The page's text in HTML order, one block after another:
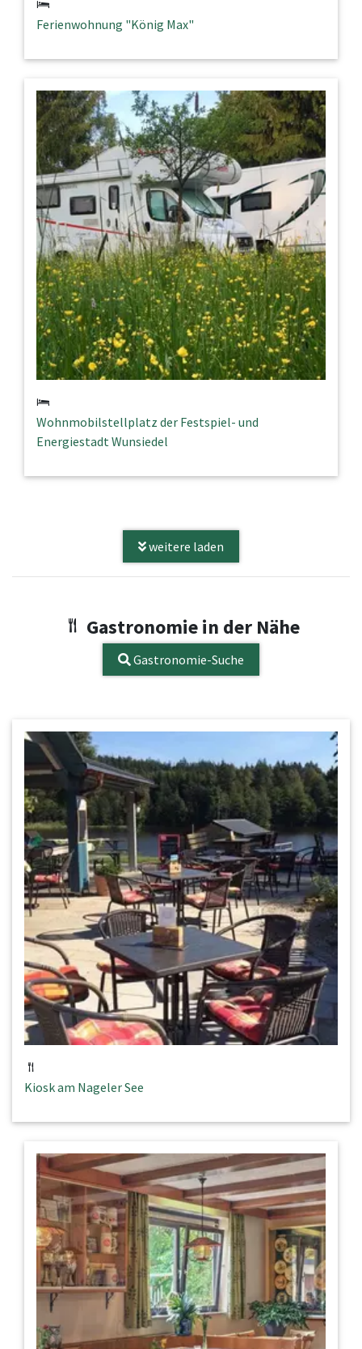
Ferienwohnung "König Max"
Wohnmobilstellplatz der Festspiel- und
Energiestadt Wunsiedel
weitere laden
Gastronomie in der Nähe
Gastronomie-Suche
Kiosk am Nageler See